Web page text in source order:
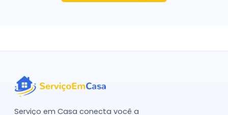
Serviço em Casa conecta você a